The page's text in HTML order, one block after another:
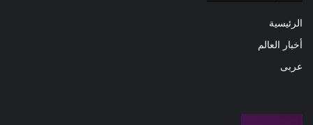
الرئيسية
أخبار العالم
عربى